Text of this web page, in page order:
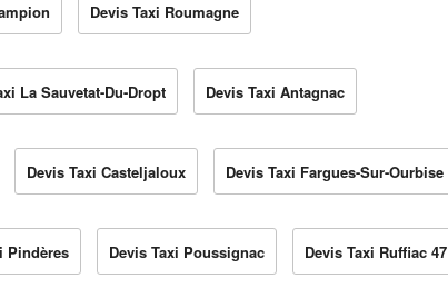
Devis Taxi Roumagne
La Sauvetat-Du-Dropt Devis Taxi Antagnac
Devis Taxi Casteljaloux Devis Taxi Fargues-Sur-Ourbise
Pindères Devis Taxi Poussignac Devis Taxi Ruffiac 47